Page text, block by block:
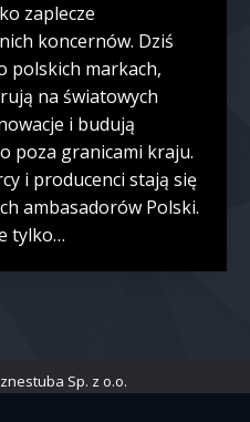
zaplecze
koncernów. Dziś
polskich markach,
na światowych
i budują
poza granicami kraju.
i producenci stają się
ambasadorów Polski.
tylko…
Sp. z o.o.